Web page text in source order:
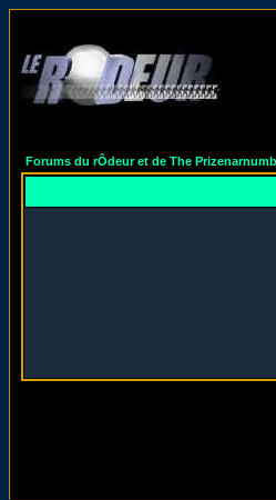
Forums du rÔdeur et de The